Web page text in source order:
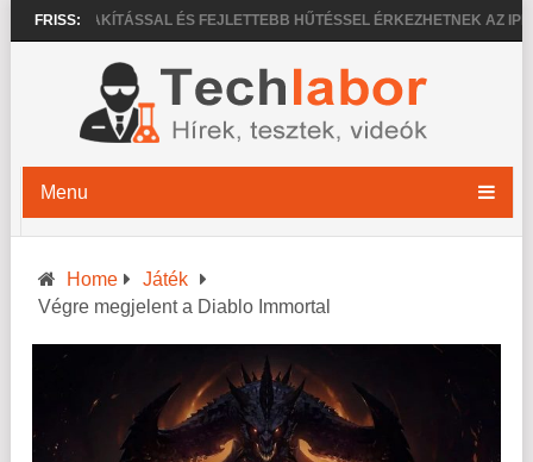
FRISS:
KIALAKÍTÁSSAL ÉS FEJLETTEBB HŰTÉSSEL ÉRKEZHETNEK AZ IPHONE
Menu
Home
Játék
Végre megjelent a Diablo Immortal